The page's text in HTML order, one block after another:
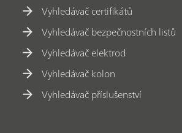
Vyhledávač certifikátů
Vyhledávač bezpečnostních listů
Vyhledávač elektrod
Vyhledávač kolon
Vyhledávač příslušenství